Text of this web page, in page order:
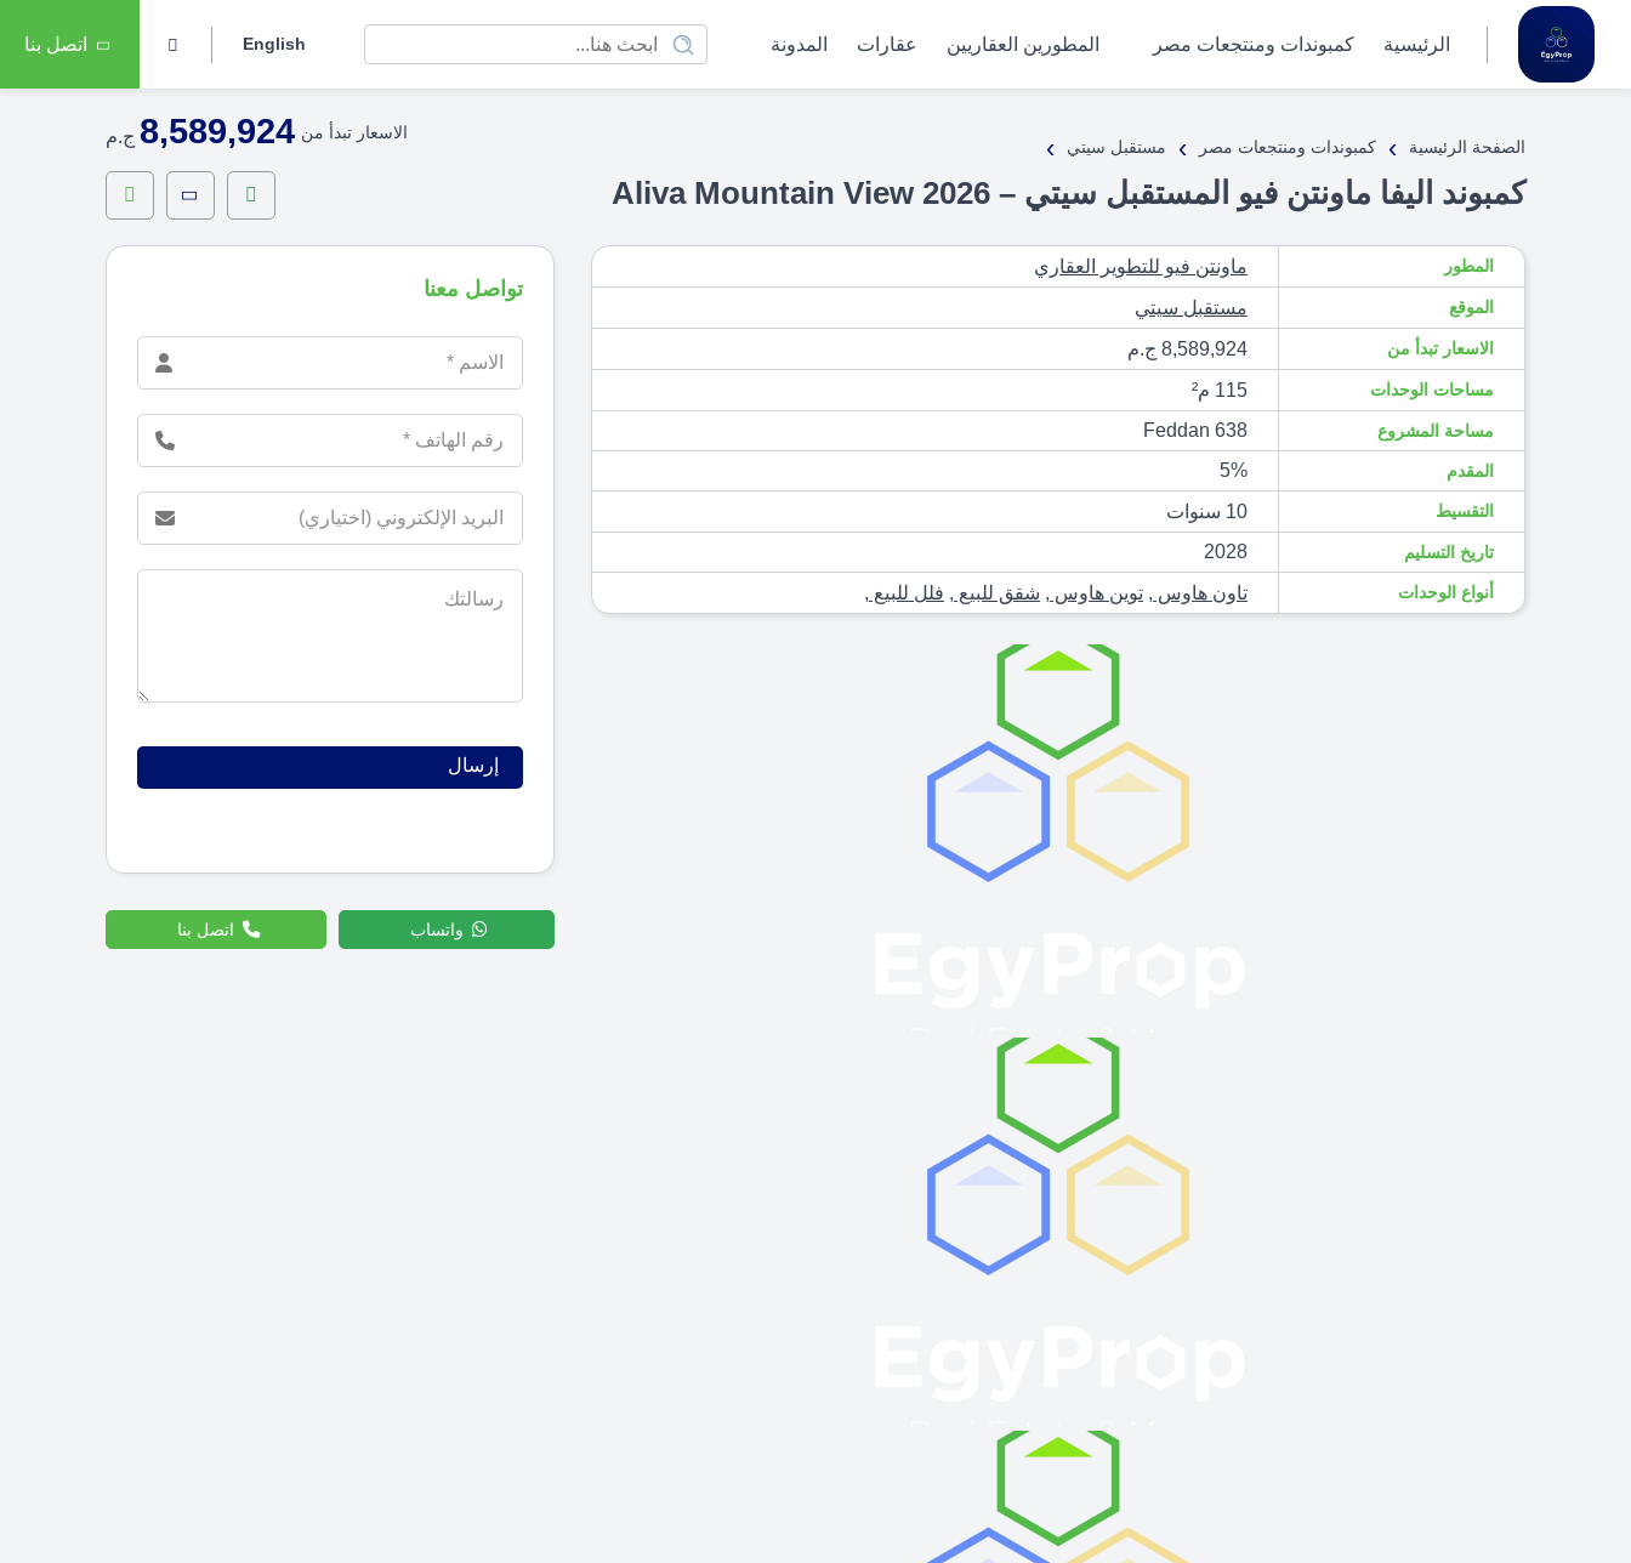
الرئيسية كمبوندات ومنتجعات مصر المطورين العقاريين عقارات المدونة English اتصل بنا
الصفحة الرئيسية › كمبوندات ومنتجعات مصر › مستقبل سيتي ›
كمبوند اليفا ماونتن فيو المستقبل سيتي – Aliva Mountain View 2026
الاسعار تبدأ من 8,589,924 ج.م
المطور ماونتن فيو للتطوير العقاري
الموقع مستقبل سيتي
الاسعار تبدأ من 8,589,924 ج.م
مساحات الوحدات 115 م²
مساحة المشروع 638 Feddan
المقدم 5%
التقسيط 10 سنوات
تاريخ التسليم 2028
أنواع الوحدات تاون هاوس , توين هاوس , شقق للبيع , فلل للبيع ,
تواصل معنا
واتساب اتصل بنا